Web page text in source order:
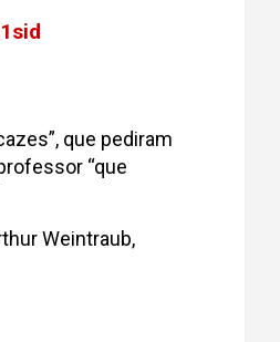
que pediram
“que
Weintraub,